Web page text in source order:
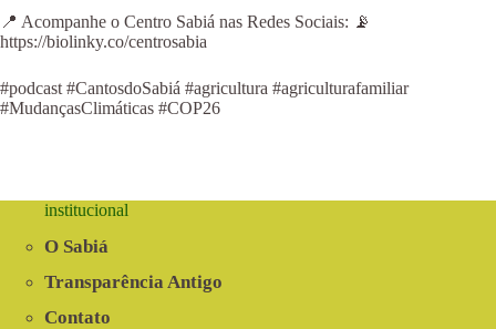
📍 Acompanhe o Centro Sabiá nas Redes Sociais: 📡
https://biolinky.co/centrosabia
#podcast #CantosdoSabiá #agricultura #agriculturafamiliar
#MudançasClimáticas #COP26
institucional
O Sabiá
Transparência Antigo
Contato